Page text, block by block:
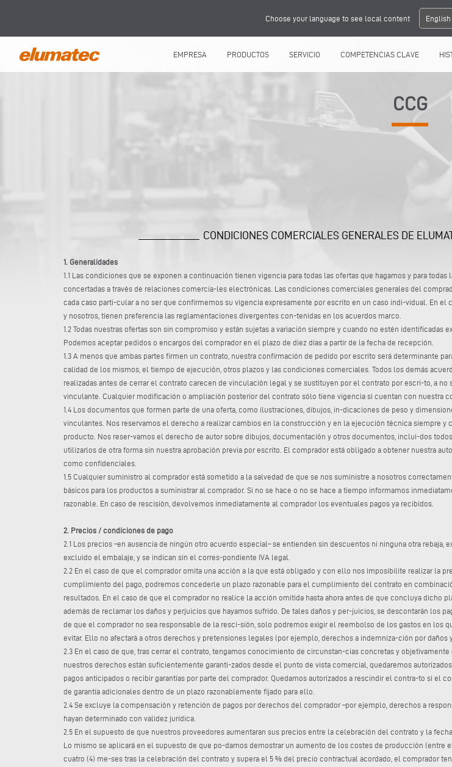
Choose your language to see local content English
EMPRESA PRODUCTOS SERVICIO COMPETENCIAS CLAVE
CCG
CONDICIONES COMERCIALES GENERALES DE
1. Generalidades
1.1 Las condiciones que se exponen a continuación tienen vigencia para todas las ofertas que hagamos y para
concertadas a través de relaciones comercia-les electrónicas. Las condiciones comerciales generales del
cada caso parti-cular a no ser que confirmemos su vigencia expresamente por escrito en un caso indi-vidual. En
y nosotros, tienen preferencia las reglamentaciones divergentes con-tenidas en los acuerdos marco.
1.2 Todas nuestras ofertas son sin compromiso y están sujetas a variación siempre y cuando no estén
Podemos aceptar pedidos o encargos del comprador en el plazo de diez días a partir de la fecha de recepción.
1.3 A menos que ambas partes firmen un contrato, nuestra confirmación de pedido por escrito será determinante
calidad de los mismos, el tiempo de ejecución, otros plazos y las condiciones comerciales. Todos los demás
realizadas antes de cerrar el contrato carecen de vinculación legal y se sustituyen por el contrato por escri-to, a
vinculante. Cualquier modificación o ampliación posterior del contrato sólo tiene vigencia si cuentan con nuestra
1.4 Los documentos que formen parte de una oferta, como ilustraciones, dibujos, in-dicaciones de peso y
vinculantes. Nos reservamos el derecho a realizar cambios en la construcción y en la ejecución técnica siempre
producto. Nos reser-vamos el derecho de autor sobre dibujos, documentación y otros documentos, inclui-dos
utilizarlos de otra forma sin nuestra aprobación previa por escrito. El comprador está obligado a obtener nuestra
como confidenciales.
1.5 Cualquier suministro al comprador está sometido a la salvedad de que se nos suministre a nosotros
básicos para los productos a suministrar al comprador. Si no se hace o no se hace a tiempo informamos
razonable. En caso de rescisión, devolvemos inmediatamente al comprador los eventuales pagos ya recibidos.
2. Precios / condiciones de pago
2.1 Los precios –en ausencia de ningún otro acuerdo especial– se entienden sin descuentos ni ninguna otra rebaja,
excluido el embalaje, y se indican sin el corres-pondiente IVA legal.
2.2 En el caso de que el comprador omita una acción a la que está obligado y con ello nos imposibilite realizar la
cumplimiento del pago, podremos concederle un plazo razonable para el cumplimiento del contrato en
resultados. En el caso de que el comprador no realice la acción omitida hasta ahora antes de que concluya dicho
además de reclamar los daños y perjuicios que hayamos sufrido. De tales daños y per-juicios, se descontarán los
de que el comprador no sea responsable de la resci-sión, solo podremos exigir el reembolso de los gastos en los
evitar. Ello no afectará a otros derechos y pretensiones legales (por ejemplo, derechos a indemniza-ción por
2.3 En el caso de que, tras cerrar el contrato, tengamos conocimiento de circunstan-cias concretas y
nuestros derechos están suficientemente garanti-zados desde el punto de vista comercial, quedaremos
pagos anticipados o recibir garantías por parte del comprador. Quedamos autorizados a rescindir el contra-to si el
de garantía adicionales dentro de un plazo razonablemente fijado para ello.
2.4 Se excluye la compensación y retención de pagos por derechos del comprador –por ejemplo, derechos a
hayan determinado con validez jurídica.
2.5 En el supuesto de que nuestros proveedores aumentaran sus precios entre la celebración del contrato y la
Lo mismo se aplicará en el supuesto de que po-damos demostrar un aumento de los costes de producción
cuatro (4) me-ses tras la celebración del contrato y supera el 5 % del precio contractual acordado, el comprador